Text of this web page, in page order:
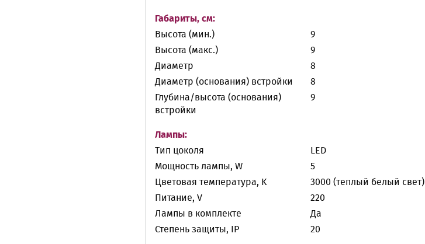
Габариты, см:
Высота (мин.)
9
Высота (макс.)
9
Диаметр
8
Диаметр (основания) встройки
8
Глубина/высота (основания)
встройки
9
Лампы:
Тип цоколя
LED
Мощность лампы, W
5
Цветовая температура, K
3000 (теплый белый свет)
Питание, V
220
Лампы в комплекте
Да
Степень защиты, IP
20